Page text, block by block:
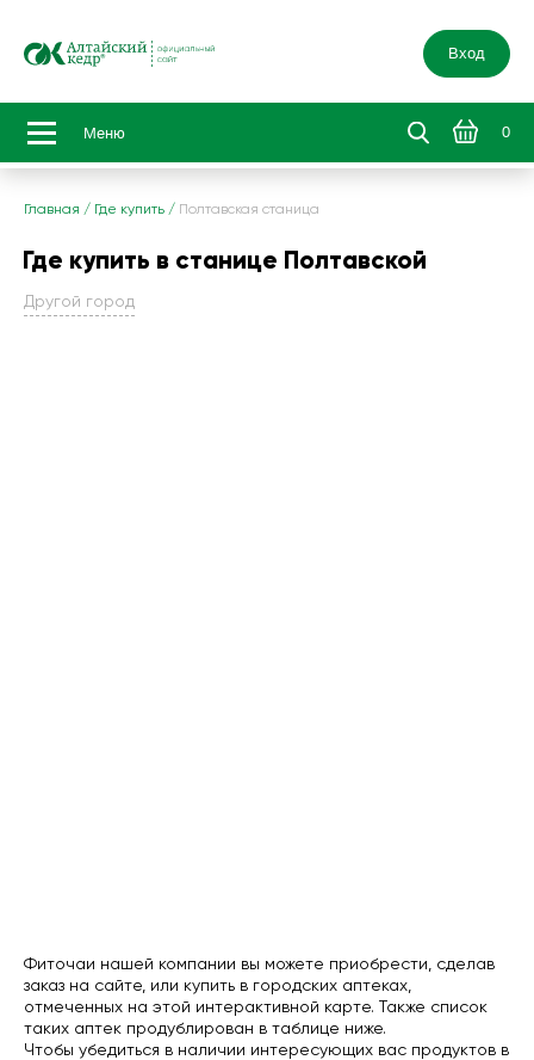
Вход
Меню 0
Главная / Где купить / Полтавская станица
Где купить в станице Полтавской
Другой город
Фиточаи нашей компании вы можете приобрести, сделав
заказ на сайте, или купить в городских аптеках,
отмеченных на этой интерактивной карте. Также список
таких аптек продублирован в таблице ниже.
Чтобы убедиться в наличии интересующих вас продуктов в